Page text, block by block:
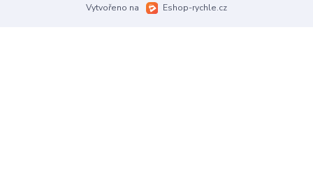
Vytvořeno na
Eshop-rychle.cz